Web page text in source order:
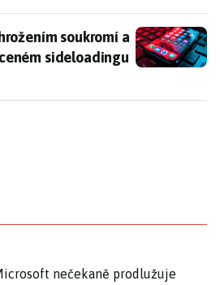
soukromí a
soukromí a
sideloadingu
nečekaně prodlužuje